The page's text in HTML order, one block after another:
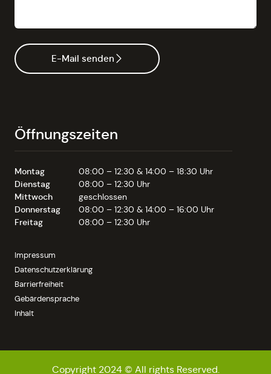
E-Mail senden
Öffnungszeiten
Montag
08:00 – 12:30 & 14:00 – 18:30 Uhr
Dienstag
08:00 – 12:30 Uhr
Mittwoch
geschlossen
Donnerstag
08:00 – 12:30 & 14:00 – 16:00 Uhr
Freitag
08:00 – 12:30 Uhr
Impressum
Datenschutzerklärung
Barrierfreiheit
Gebärdensprache
Inhalt
Copyright 2024 © All rights Reserved.